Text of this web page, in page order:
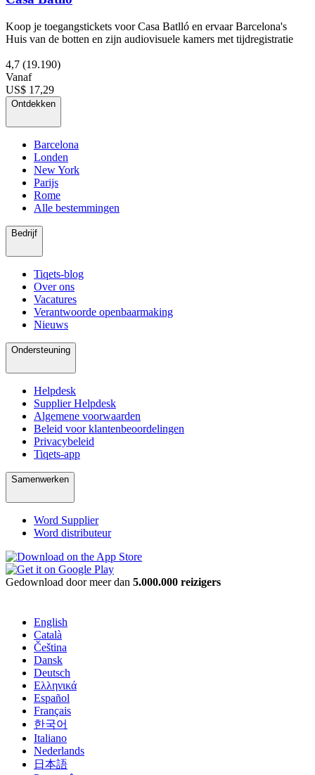
Koop je toegangstickets voor Casa Batlló en ervaar Barcelona's
Huis van de botten en zijn audiovisuele kamers met tijdregistratie
4,7 (19.190)
Vanaf
US$ 17,29
Ontdekken
Barcelona
Londen
New York
Parijs
Rome
Alle bestemmingen
Bedrijf
Tiqets-blog
Over ons
Vacatures
Verantwoorde openbaarmaking
Nieuws
Ondersteuning
Helpdesk
Supplier Helpdesk
Algemene voorwaarden
Beleid voor klantenbeoordelingen
Privacybeleid
Tiqets-app
Samenwerken
Word Supplier
Word distributeur
Gedownload door meer dan 5.000.000 reizigers
English
Català
Čeština
Dansk
Deutsch
Ελληνικά
Español
Français
한국어
Italiano
Nederlands
日本語